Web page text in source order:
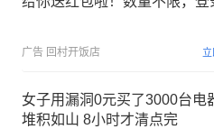
广告 回村开饭店
女子用漏洞0元买了3000台电
堆积如山 8小时才清点完